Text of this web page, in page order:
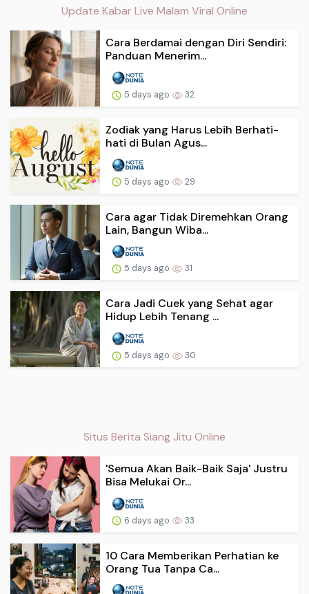
Update Kabar Live Malam Viral Online
Cara Berdamai dengan Diri Sendiri:
Panduan Menerim...
5 days ago 32
Zodiak yang Harus Lebih Berhati-
hati di Bulan Agus...
5 days ago 29
Cara agar Tidak Diremehkan Orang
Lain, Bangun Wiba...
5 days ago 31
Cara Jadi Cuek yang Sehat agar
Hidup Lebih Tenang ...
5 days ago 30
Situs Berita Siang Jitu Online
'Semua Akan Baik-Baik Saja' Justru
Bisa Melukai Or...
6 days ago 33
10 Cara Memberikan Perhatian ke
Orang Tua Tanpa Ca...